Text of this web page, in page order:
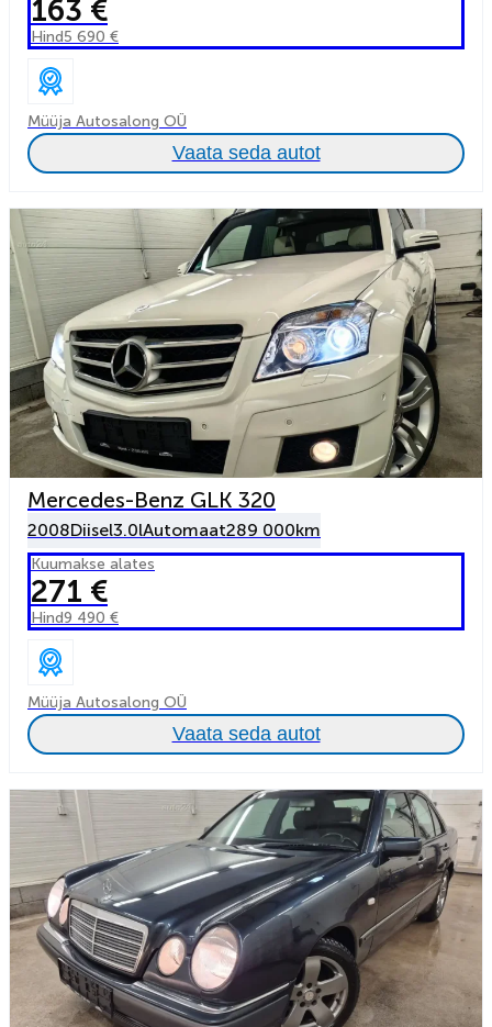
163 €
Hind5 690 €
Müüja Autosalong OÜ
Vaata seda autot
Mercedes-Benz GLK 320
2008Diisel3.0lAutomaat289 000km
Kuumakse alates
271 €
Hind9 490 €
Müüja Autosalong OÜ
Vaata seda autot